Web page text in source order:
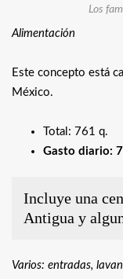
Los
Alimentación
Este concepto está
México.
Total: 761 q.
Gasto diario:
Incluye una
Antigua y
Varios: entradas,